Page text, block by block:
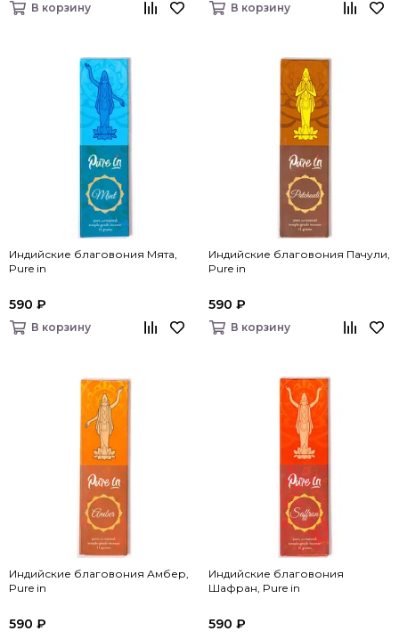
В корзину В корзину
Индийские благовония Мята,
Pure in
590 ₽
В корзину
Индийские благовония Пачули,
Pure in
590 ₽
В корзину
Индийские благовония Амбер,
Pure in
590 ₽
Индийские благовония
Шафран, Pure in
590 ₽